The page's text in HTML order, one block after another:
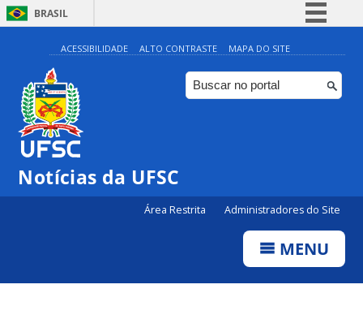
BRASIL
Simplifique!
Comunica BR
Participe
ACESSIBILIDADE ALTO CONTRASTE MAPA DO SITE
Notícias da UFSC
Área Restrita Administradores do Site
MENU